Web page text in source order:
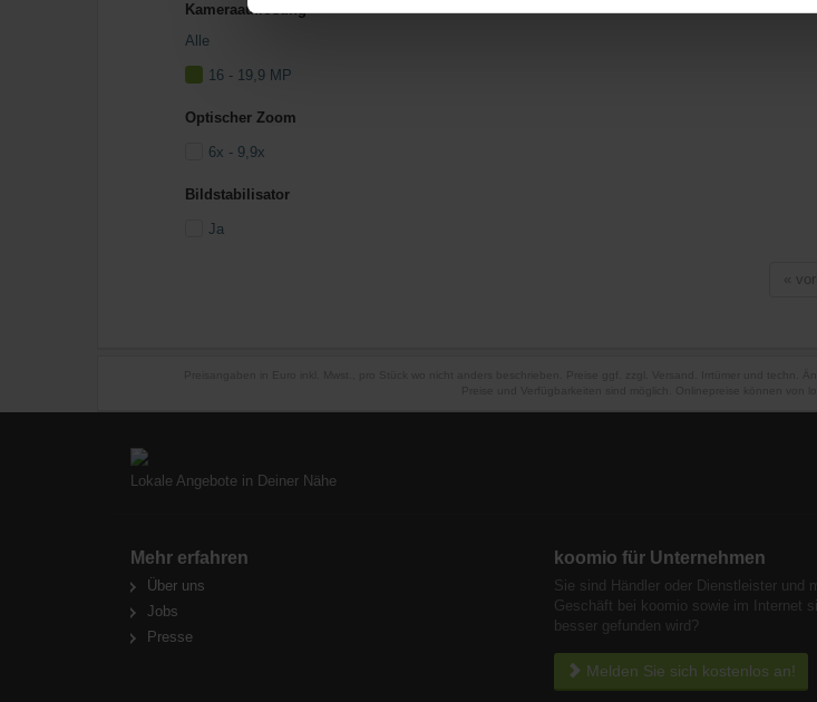
Kameraauflösung
Alle
16 - 19,9 MP
Optischer Zoom
6x - 9,9x
Bildstabilisator
Ja
Lokale Angebote in Deiner Nähe
Mehr erfahren
Über uns
Jobs
Presse
koomio für Unternehmen
Sie sind Händler oder Dienstleister und
Geschäft bei koomio sowie im Internet
besser gefunden wird?
Melden Sie sich kostenlos an!